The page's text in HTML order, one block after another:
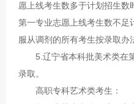
愿上线考生数多于计划招生数
第一专业志愿上线考生数不足
服从调剂的所有考生按录取办
5.辽宁省本科批美术类在
录取。
高职专科艺术类考生：